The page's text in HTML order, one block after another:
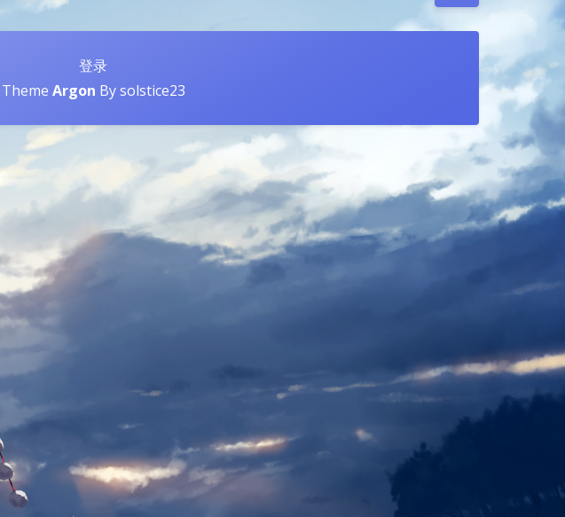
Sans Serif Serif
暗化
豆
登录
Theme Argon By solstice23